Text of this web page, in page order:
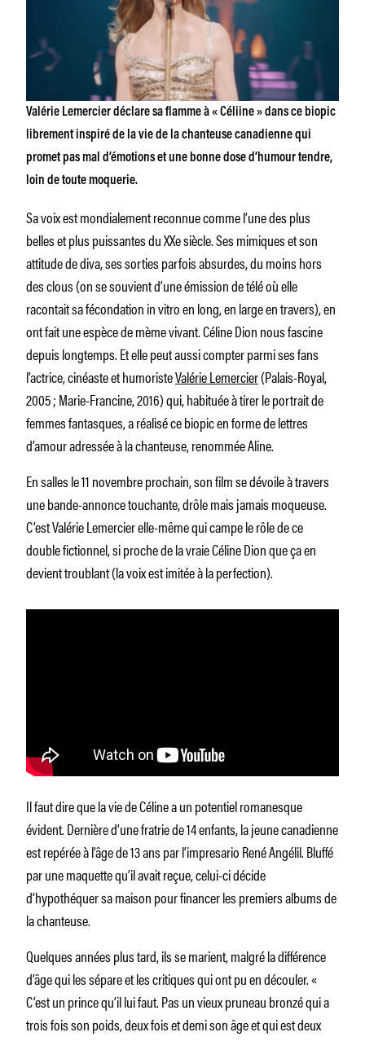
Valérie Lemercier déclare sa flamme à « Céliine » dans ce biopic
librement inspiré de la vie de la chanteuse canadienne qui
promet pas mal d’émotions et une bonne dose d’humour tendre,
loin de toute moquerie.
Sa voix est mondialement reconnue comme l’une des plus
belles et plus puissantes du XXe siècle. Ses mimiques et son
attitude de diva, ses sorties parfois absurdes, du moins hors
des clous (on se souvient d’une émission de télé où elle
racontait sa fécondation in vitro en long, en large en travers), en
ont fait une espèce de mème vivant. Céline Dion nous fascine
depuis longtemps. Et elle peut aussi compter parmi ses fans
l’actrice, cinéaste et humoristeValérie Lemercier(Palais-Royal,
2005 ;Marie-Francine, 2016) qui, habituée à tirer le portrait de
femmes fantasques, a réalisé ce biopic en forme de lettres
d’amour adressée à la chanteuse, renommée Aline.
En salles le 11 novembre prochain, son film se dévoile à travers
une bande-annonce touchante, drôle mais jamais moqueuse.
C’est Valérie Lemercier elle-même qui campe le rôle de ce
double fictionnel, si proche de la vraie Céline Dion que ça en
devient troublant (la voix est imitée à la perfection).
Il faut dire que la vie de Céline a un potentiel romanesque
évident. Dernière d’une fratrie de 14 enfants, la jeune canadienne
est repérée à l’âge de 13 ans par l’impresario René Angélil. Bluffé
par une maquette qu’il avait reçue, celui-ci décide
d’hypothéquer sa maison pour financer les premiers albums de
la chanteuse.
Quelques années plus tard, ils se marient, malgré la différence
d’âge qui les sépare et les critiques qui ont pu en découler. «
C’est un prince qu’il lui faut. Pas un vieux pruneau bronzé qui a
trois fois son poids, deux fois et demi son âge et qui est deux